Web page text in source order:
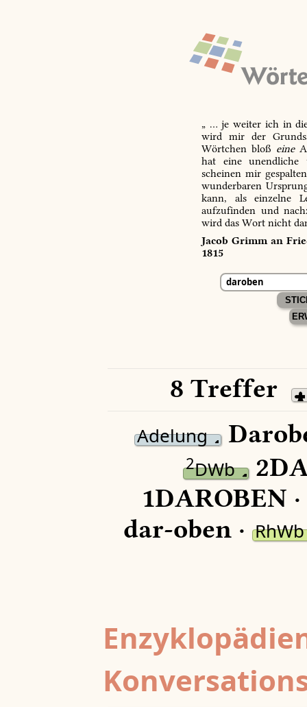
„ … je weiter ich in
wird mir der
Wörtchen bloß eine
hat eine unendliche
scheinen mir
wunderbaren
kann, als einzelne
aufzufinden und
wird das Wort nicht
Jacob Grimm an
1815
8 Treffer
Adelung
2DWb
1DAROBEN
dar-oben ·RhWb